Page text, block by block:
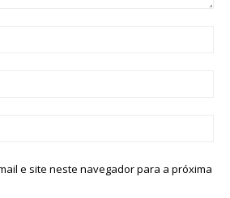
e site neste navegador para a próxima